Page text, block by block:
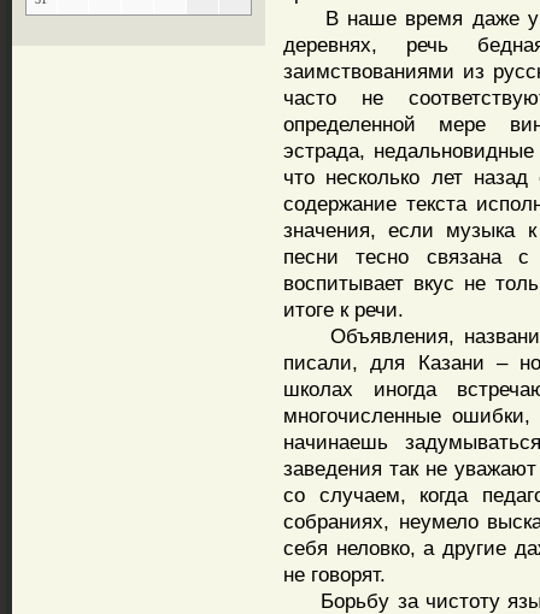
В наше время даже у
деревнях, речь
заимствованиями из
часто не
определенной мере
эстрада,
что несколько лет
содержание текста
значения, если музыка
песни тесно связана
воспитывает вкус не
итоге к речи.
Объявления,
писали, для Казани –
школах иногда
многочисленные ошибки,
начинаешь
заведения так не
со случаем, когда
собраниях, неумело
себя неловко, а другие
не говорят.
Борьбу за чистоту